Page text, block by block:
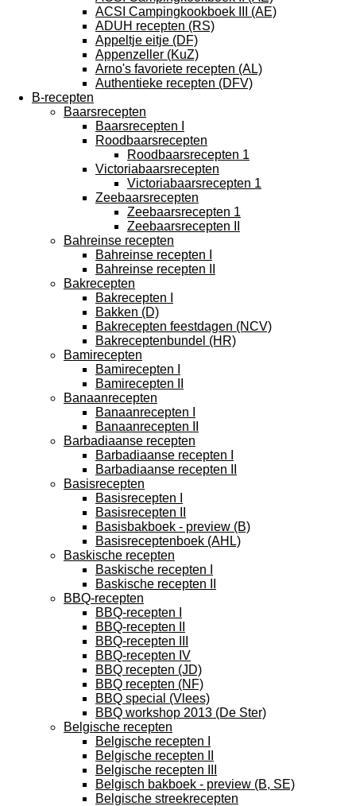
ACSI Campingkookboek III (AE)
ADUH recepten (RS)
Appeltje eitje (DF)
Appenzeller (KuZ)
Arno's favoriete recepten (AL)
Authentieke recepten (DFV)
B-recepten
Baarsrecepten
Baarsrecepten I
Roodbaarsrecepten
Roodbaarsrecepten 1
Victoriabaarsrecepten
Victoriabaarsrecepten 1
Zeebaarsrecepten
Zeebaarsrecepten 1
Zeebaarsrecepten II
Bahreinse recepten
Bahreinse recepten I
Bahreinse recepten II
Bakrecepten
Bakrecepten I
Bakken (D)
Bakrecepten feestdagen (NCV)
Bakreceptenbundel (HR)
Bamirecepten
Bamirecepten I
Bamirecepten II
Banaanrecepten
Banaanrecepten I
Banaanrecepten II
Barbadiaanse recepten
Barbadiaanse recepten I
Barbadiaanse recepten II
Basisrecepten
Basisrecepten I
Basisrecepten II
Basisbakboek - preview (B)
Basisreceptenboek (AHL)
Baskische recepten
Baskische recepten I
Baskische recepten II
BBQ-recepten
BBQ-recepten I
BBQ-recepten II
BBQ-recepten III
BBQ-recepten IV
BBQ recepten (JD)
BBQ recepten (NF)
BBQ special (Vlees)
BBQ workshop 2013 (De Ster)
Belgische recepten
Belgische recepten I
Belgische recepten II
Belgische recepten III
Belgisch bakboek - preview (B, SE)
Belgische streekrecepten